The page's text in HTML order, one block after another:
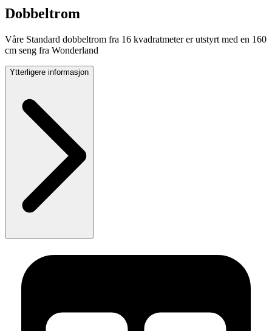
Dobbeltrom
Våre Standard dobbeltrom fra 16 kvadratmeter er utstyrt med en 160
cm seng fra Wonderland
Ytterligere informasjon